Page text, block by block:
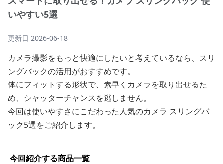
いやすい5選
更新日 2026-06-18
カメラ撮影をもっと快適にしたいと考えているなら、スリ
ングバックの活用がおすすめです。
体にフィットする形状で、素早くカメラを取り出せるた
め、シャッターチャンスを逃しません。
今回は使いやすさにこだわった人気のカメラ スリングバ
ック5選をご紹介します。
今回紹介する商品一覧